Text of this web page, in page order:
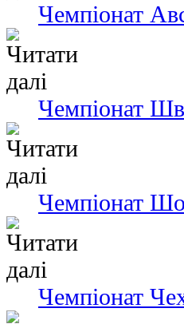
Чемпіонат
Чемпіонат
Чемпіонат
Чемпіонат